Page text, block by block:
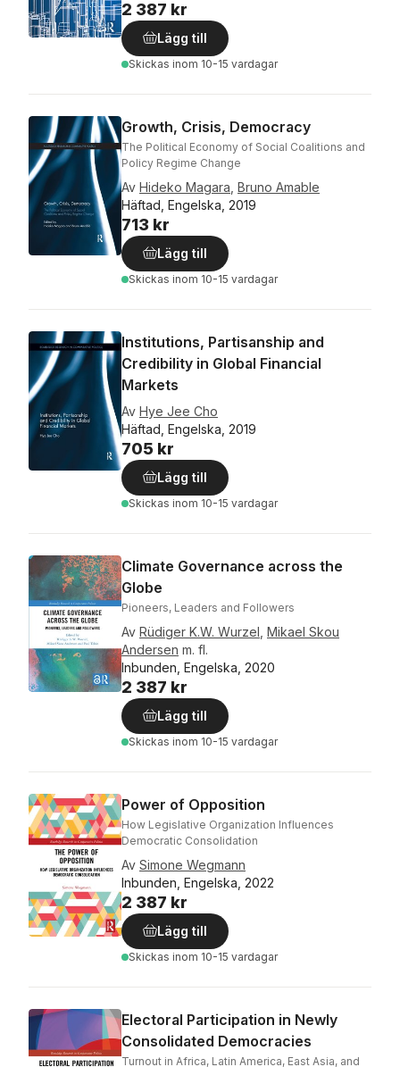
2 387 kr
Lägg till
Skickas inom 10-15 vardagar
Growth, Crisis, Democracy
The Political Economy of Social Coalitions and
Policy Regime Change
Av Hideko Magara Bruno Amable
Häftad, Engelska, 2019
713 kr
Lägg till
Skickas inom 10-15 vardagar
Institutions, Partisanship and
Credibility in Global Financial
Markets
Av Hye Jee Cho
Häftad, Engelska, 2019
705 kr
Lägg till
Skickas inom 10-15 vardagar
Climate Governance across the
Globe
Pioneers, Leaders and Followers
Av Rüdiger K.W. Wurzel Mikael Skou
Andersen m. fl.
Inbunden, Engelska, 2020
2 387 kr
Lägg till
Skickas inom 10-15 vardagar
Power of Opposition
How Legislative Organization Influences
Democratic Consolidation
Av Simone Wegmann
Inbunden, Engelska, 2022
2 387 kr
Lägg till
Skickas inom 10-15 vardagar
Electoral Participation in Newly
Consolidated Democracies
Turnout in Africa, Latin America, East Asia, and